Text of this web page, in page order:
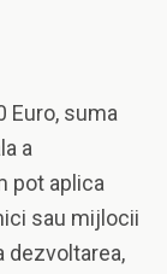
Euro, suma
a
pot aplica
sau mijlocii
dezvoltarea,